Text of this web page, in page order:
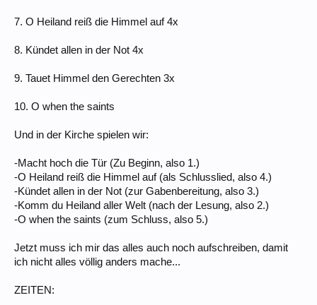
7. O Heiland reiß die Himmel auf 4x
8. Kündet allen in der Not 4x
9. Tauet Himmel den Gerechten 3x
10. O when the saints
Und in der Kirche spielen wir:
-Macht hoch die Tür (Zu Beginn, also 1.)
-O Heiland reiß die Himmel auf (als Schlusslied, also 4.)
-Kündet allen in der Not (zur Gabenbereitung, also 3.)
-Komm du Heiland aller Welt (nach der Lesung, also 2.)
-O when the saints (zum Schluss, also 5.)
Jetzt muss ich mir das alles auch noch aufschreiben, damit
ich nicht alles völlig anders mache...
ZEITEN: